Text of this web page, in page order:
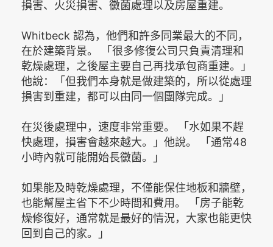
損害、火災損害、黴菌處理以及房屋重建。
Whitbeck 認為，他們和許多同業最大的不同，
在於建築背景。 「很多修復公司只負責清理和
乾燥處理，之後屋主要自己再找承包商重建。」
他說：「但我們本身就是做建築的，所以從處理
損害到重建，都可以由同一個團隊完成。」
在災後處理中，速度非常重要。 「水如果不趕
快處理，損害會越來越大。」他說。 「通常48
小時內就可能開始長黴菌。」
如果能及時乾燥處理，不僅能保住地板和牆壁，
也能幫屋主省下不少時間和費用。 「房子能乾
燥修復好，通常就是最好的情況，大家也能更快
回到自己的家。」